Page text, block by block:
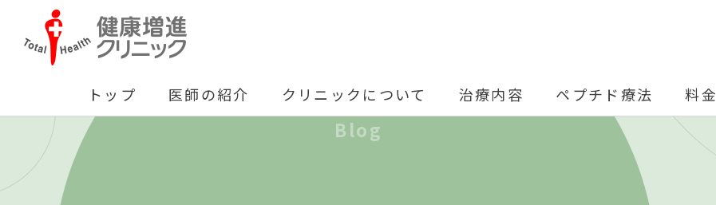
トップ 医師の紹介 クリニックについて 治療内容 ペプチド療法 料金
Blog